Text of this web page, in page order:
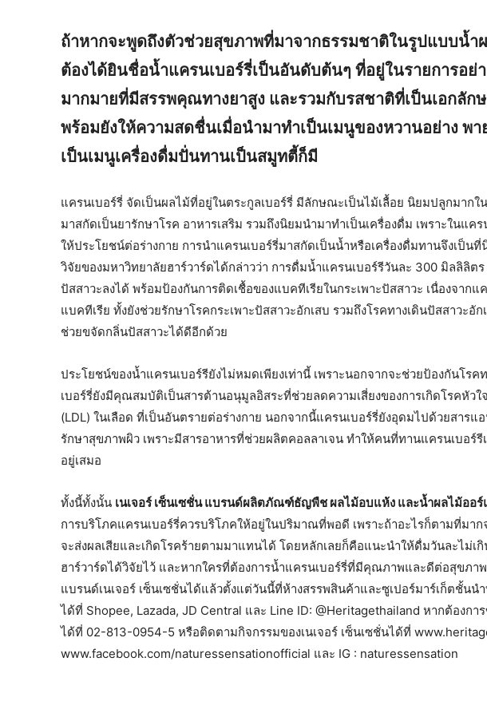
ถ้าหากจะพูดถึงตัวช่วยสุขภาพที่มาจากธรรมชาติในรูปแบบน้
ต้องได้ยินชื่อน้ำแครนเบอร์รี่เป็นอันดับต้นๆ ที่อยู่ในรายการอ
มากมายที่มีสรรพคุณทางยาสูง และรวมกับรสชาติที่เป็นเอกลัก
พร้อมยังให้ความสดชื่นเมื่อนำมาทำเป็นเมนูของหวานอย่าง พ
เป็นเมนูเครื่องดื่มปั่นทานเป็นสมูทตี้ก็มี
แครนเบอร์รี่ จัดเป็นผลไม้ที่อยู่ในตระกูลเบอร์รี่ มีลักษณะเป็นไม้เลื้อย นิยมปลูกมากใ
มาสกัดเป็นยารักษาโรค อาหารเสริม รวมถึงนิยมนำมาทำเป็นเครื่องดื่ม เพราะในแค
ให้ประโยชน์ต่อร่างกาย การนำแครนเบอร์รี่มาสกัดเป็นน้ำหรือเครื่องดื่มทานจึงเป็
วิจัยของมหาวิทยาลัยฮาร์วาร์ดได้กล่าวว่า การดื่มน้ำแครนเบอร์รีวันละ 300 มิลลิลิต
ปัสสาวะลงได้ พร้อมป้องกันการติดเชื้อของแบคทีเรียในกระเพาะปัสสาวะ เนื่องจาก
แบคทีเรีย ทั้งยังช่วยรักษาโรคกระเพาะปัสสาวะอักเสบ รวมถึงโรคทางเดินปัสสาวะอั
ช่วยขจัดกลิ่นปัสสาวะได้ดีอีกด้วย
ประโยชน์ของน้ำแครนเบอร์รียังไม่หมดเพียงเท่านี้ เพราะนอกจากจะช่วยป้องกันโร
เบอร์รี่ยังมีคุณสมบัติเป็นสารต้านอนุมูลอิสระที่ช่วยลดความเสี่ยงของการเกิดโรคหัว
(LDL) ในเลือด ที่เป็นอันตรายต่อร่างกาย นอกจากนี้แครนเบอร์รี่ยังอุดมไปด้วยสาร
รักษาสุขภาพผิว เพราะมีสารอาหารที่ช่วยผลิตคอลลาเจน ทำให้คนที่ทานแครนเบอร์
อยู่เสมอ
ทั้งนี้ทั้งนั้น เนเจอร์ เซ็นเซชั่น แบรนด์ผลิตภัณฑ์ธัญพืช ผลไม้อบแห้ง และน้ำผลไม้ออร์
การบริโภคแครนเบอร์รี่ควรบริโภคให้อยู่ในปริมาณที่พอดี เพราะถ้าอะไรก็ตามที่มา
จะส่งผลเสียและเกิดโรคร้ายตามมาแทนได้ โดยหลักเลยก็คือแนะนำให้ดื่มวันละไม่
ฮาร์วาร์ดได้วิจัยไว้ และหากใครที่ต้องการน้ำแครนเบอร์รี่ที่มีคุณภาพและดีต่อสุขภา
แบรนด์เนเจอร์ เซ็นเซชั่นได้แล้วตั้งแต่วันนี้ที่ห้างสรรพสินค้าและซูเปอร์มาร์เก็ตชั้นน
ได้ที่ Shopee, Lazada, JD Central และ Line ID: @Heritagethailand หากต้องก
ได้ที่ 02-813-0954-5 หรือติดตามกิจกรรมของเนเจอร์ เซ็นเซชั่นได้ที่
www.facebook.com/naturessensationofficial และ IG : naturessensation